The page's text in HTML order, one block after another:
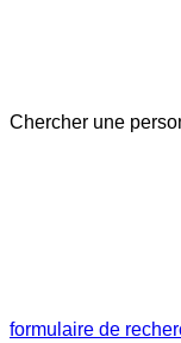
Chercher une
formulaire de